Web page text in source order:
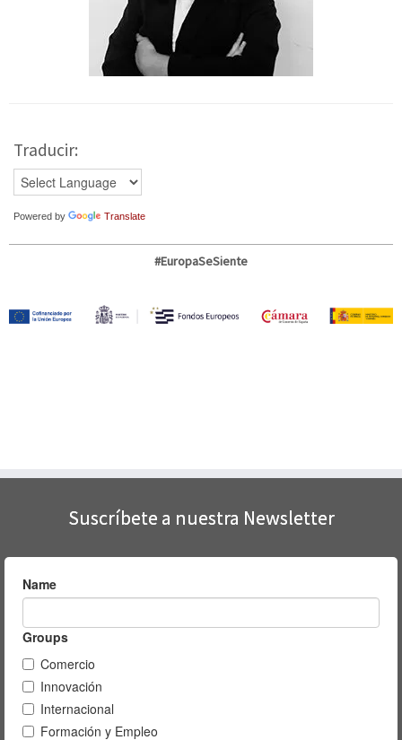
Traducir:
Powered by Translate
#EuropaSeSiente
Suscríbete a nuestra Newsletter